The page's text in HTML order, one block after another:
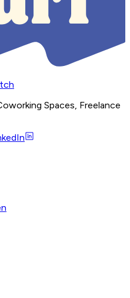
Spaces, Freelance